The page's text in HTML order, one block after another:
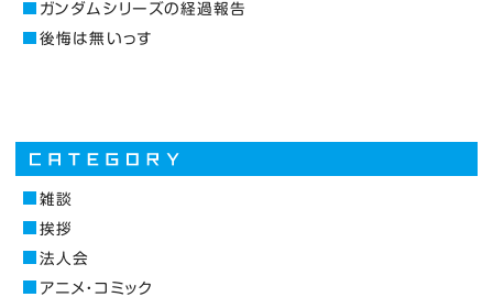
ガンダムシリーズの経過報告
後悔は無いっす
雑談
挨拶
法人会
アニメ・コミック